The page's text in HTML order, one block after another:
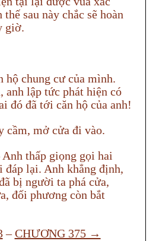
sau này chắc sẽ hoàn
giờ.
hộ chung cư của mình.
lập tức phát hiện có
đó đã tới căn hộ của anh!
cầm, mở cửa đi vào.
thấp giọng gọi hai
đáp lại. Anh khẳng định,
bị người ta phá cửa,
đối phương còn bắt
–CHƯƠNG 375 →